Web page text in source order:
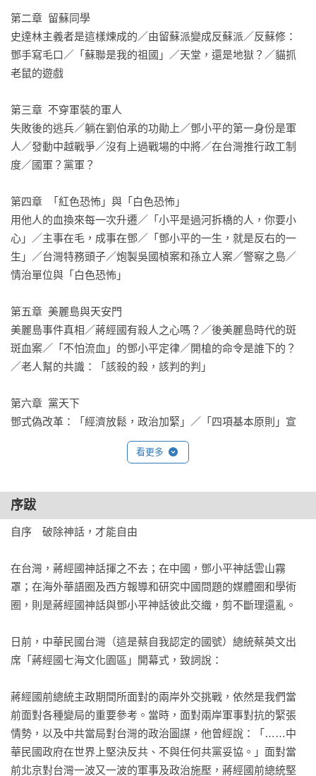
黨魁本質，闡明兩人均維護黨國體制、以黨代國，採用特務治
國模式。值得注意的是，比起更具卡里斯瑪魅力、統治更有個
人風格的毛澤東和蔣介石，鄧小平與蔣經國更像是官僚體系之
中的「平庸黨棍」，因此也更容易被包裝形塑為「改革者」。
「若不破除鄧小平和蔣經國之偶像崇拜，中國的民主化不可能
啟動，台灣的民主亦難以鞏固。而否定蔣經國和鄧小平的神
話，不是歷史虛無主義，而是破除宣傳假象、還原歷史真
相。」
本書同時也是余杰的自我反思。他寫道，在二○○六年第一次訪
問台灣以前，他對台灣所知有限，讀美國學者陶涵的《蔣經國
傳》，不知道這是一本收錢寫下的歌功頌德之作；他受其影
響，對蔣經國頗有好感，一直憧憬「中國的蔣經國」的出現，
問台灣，得見彭明敏、林義雄、黃文雄等若干台灣民主運動的
先驅，撰寫五卷本的《台灣民主地圖》系列，才如剝洋蔥般一
層層地剝掉蔣經國臉上的重重油彩。
平和蔣經國的誤解和迷戀。他之所以特別反對蔡英文出自政治
考量而認為蔣經國的核心價值是「反共保台」，正是因為蔣經
國的「反共」只是為了捍衛他的家天下和黨天下，並非出於堅
持民主、自由和人權的價值而「反共」。兩種「反共」用語雖
聯合推薦
王丹｜「對話中國」智庫所長
第二章  留蘇同學
史達林主義者是這樣煉成的／由留蘇派變成反蘇派／反蘇修：
鄧手寫毛口／「蘇聯是我的祖國」／天堂，還是地獄？／貓抓
老鼠的遊戲
第三章  不穿軍裝的軍人
失敗後的逃兵／躺在劉伯承的功勛上／鄧小平的第一身份是軍
人／發動中越戰爭／沒有上過戰場的中將／在台灣推行政工制
度／國軍？黨軍？
第四章  「紅色恐怖」與「白色恐怖」
用他人的血換來每一次升遷／「小平是過河拆橋的人，你要小
心」／主事在毛，成事在鄧／「鄧小平的一生，就是反右的一
生」／台灣特務頭子／炮製吳國楨案和孫立人案／警察之島／
情治單位與「白色恐怖」
第五章  美麗島與天安門
美麗島事件真相／蔣經國有殺人之心嗎？／後美麗島時代的斑
斑血案／「不怕流血」的鄧小平定律／開槍的命令是誰下的？
／老人幫的共識：「該殺的殺，該判的判」
第六章  黨天下
鄧式偽改革：「經濟放鬆，政治加緊」／「四項基本原則」宣
告改革已死／從「黨天下」到「黨台灣」／被動自保的改革／
第七章  鳥籠經濟
農村經濟改革的「後知後覺」／姓社姓資？當然是姓社／鄧小
平不是「總設計師」／蔣經國為何迷戀公營企業和計畫經濟？
第八章  愛憎美國
蔣經國五次訪美「趕考」／台獨、美帝和中共，蔣經國的「三
產階級自由化就是反美
為什麼他們的兒子沒有成為接班人？／王昇出局不是共產黨的
陰謀／李登輝何以戰勝林洋港？／選擇李登輝是蔣經國對台灣
最大的貢獻／胡耀邦和趙紫陽：光緒悲歌／悶聲發財的江、胡
時代／習近平：鄧派或毛派？
看更多
序跋
自序　破除神話，才能自由
在台灣，蔣經國神話揮之不去；在中國，鄧小平神話雲山霧
罩；在海外華語圈及西方報導和研究中國問題的媒體圈和學術
圈，則是蔣經國神話與鄧小平神話彼此交織，剪不斷理還亂。
日前，中華民國台灣（這是蔡自我認定的國號）總統蔡英文出
席「蔣經國七海文化園區」開幕式，致詞說：
蔣經國前總統主政期間所面對的兩岸外交挑戰，依然是我們當
前面對各種變局的重要參考。當時，面對兩岸軍事對抗的緊張
情勢，以及中共當局對台灣的政治圖謀，他曾經說：「……中
華民國政府在世界上堅決反共、不與任何共黨妥協。」面對當
前北京對台灣一波又一波的軍事及政治施壓，蔣經國前總統堅